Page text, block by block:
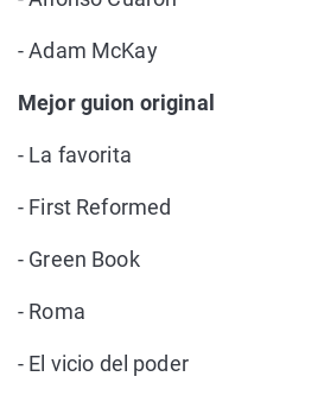
- Adam McKay
Mejor guion original
- La favorita
- First Reformed
- Green Book
- Roma
- El vicio del poder